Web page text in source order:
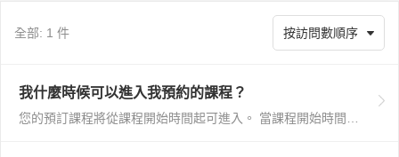
全部: 1 件
我什麼時候可以進入我預約的課程？